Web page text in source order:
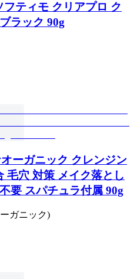
ティモ クリアプロ ク
ラック 90g
ーガニック クレンジン
毛穴 対策 メイク落とし
要 スパチュラ付属 90g
ガニック)